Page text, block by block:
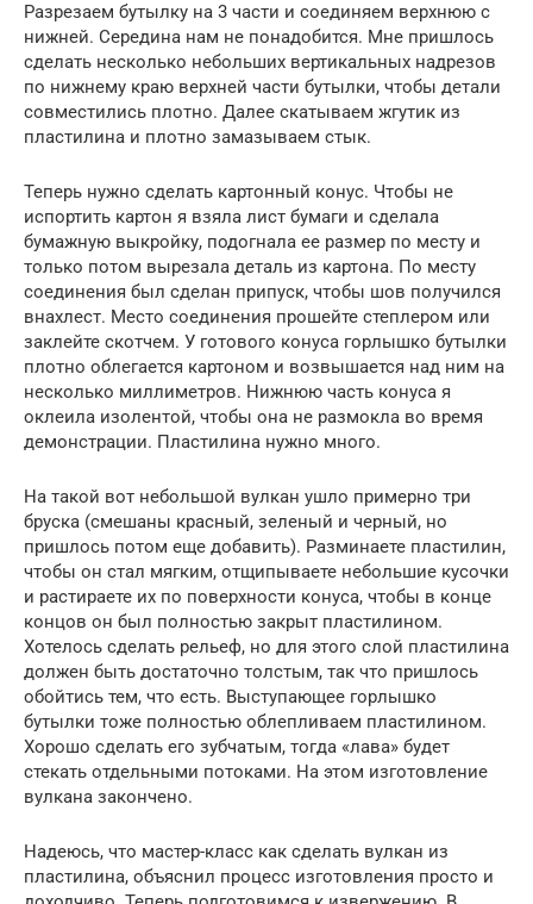
Разрезаем бутылку на 3 части и соединяем верхнюю с
нижней. Середина нам не понадобится. Мне пришлось
сделать несколько небольших вертикальных надрезов
по нижнему краю верхней части бутылки, чтобы детали
совместились плотно. Далее скатываем жгутик из
пластилина и плотно замазываем стык.
Теперь нужно сделать картонный конус. Чтобы не
испортить картон я взяла лист бумаги и сделала
бумажную выкройку, подогнала ее размер по месту и
только потом вырезала деталь из картона. По месту
соединения был сделан припуск, чтобы шов получился
внахлест. Место соединения прошейте степлером или
заклейте скотчем. У готового конуса горлышко бутылки
плотно облегается картоном и возвышается над ним на
несколько миллиметров. Нижнюю часть конуса я
оклеила изолентой, чтобы она не размокла во время
демонстрации. Пластилина нужно много.
На такой вот небольшой вулкан ушло примерно три
бруска (смешаны красный, зеленый и черный, но
пришлось потом еще добавить). Разминаете пластилин,
чтобы он стал мягким, отщипываете небольшие кусочки
и растираете их по поверхности конуса, чтобы в конце
концов он был полностью закрыт пластилином.
Хотелось сделать рельеф, но для этого слой пластилина
должен быть достаточно толстым, так что пришлось
обойтись тем, что есть. Выступающее горлышко
бутылки тоже полностью облепливаем пластилином.
Хорошо сделать его зубчатым, тогда «лава» будет
стекать отдельными потоками. На этом изготовление
вулкана закончено.
Надеюсь, что мастер-класс как сделать вулкан из
пластилина, объяснил процесс изготовления просто и